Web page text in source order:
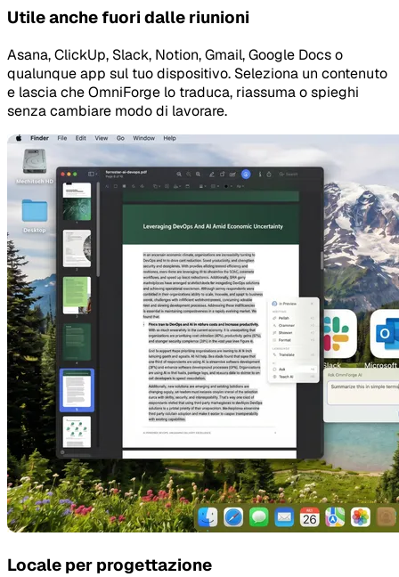
Utile anche fuori dalle riunioni
Asana, ClickUp, Slack, Notion, Gmail, Google Docs o
qualunque app sul tuo dispositivo. Seleziona un contenuto
e lascia che OmniForge lo traduca, riassuma o spieghi
senza cambiare modo di lavorare.
Locale per progettazione